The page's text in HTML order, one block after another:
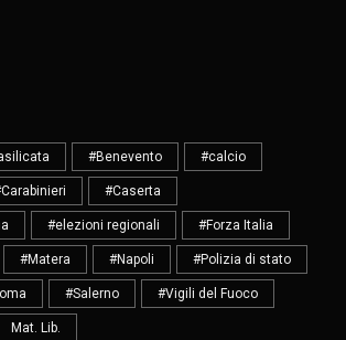
#Benevento #calcio
#Caserta
#elezioni regionali #Forza Italia
#Matera #Napoli #Polizia di stato
#Salerno #Vigili del Fuoco
Mat. Lib.